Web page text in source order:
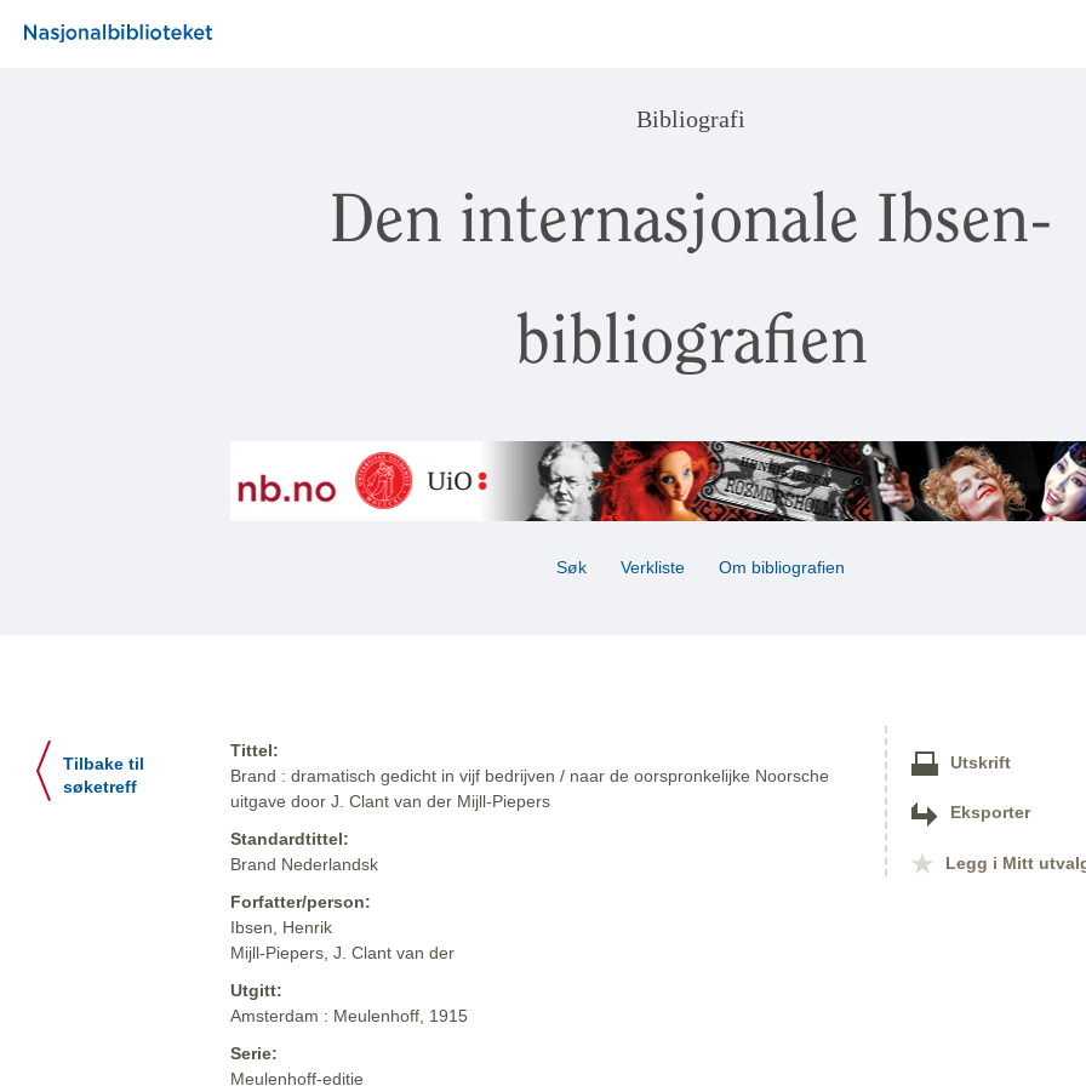
Bibliografi
Den internasjonale Ibsen-
bibliografien
Søk Verkliste Om bibliografien
Tilbake til
søketreff
Tittel:
Brand : dramatisch gedicht in vijf bedrijven / naar de oorspronkelijke Noorsche
uitgave door J. Clant van der Mijll-Piepers
Standardtittel:
Brand Nederlandsk
Forfatter/person:
Ibsen, Henrik
Mijll-Piepers, J. Clant van der
Utgitt:
Amsterdam : Meulenhoff, 1915
Serie:
Meulenhoff-editie
Utskrift
Eksporter
Legg i Mitt